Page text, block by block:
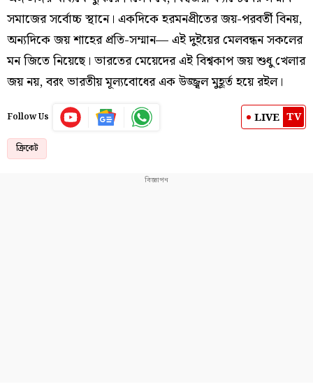
সমাজের সর্বোচ্চ স্থানে। একদিকে হরমনপ্রীতের জয়-পরবর্তী বিনয়,
অন্যদিকে জয় শাহের প্রতি-সম্মান— এই দুইয়ের মেলবন্ধন সকলের
মন জিতে নিয়েছে। ভারতের মেয়েদের এই বিশ্বকাপ জয় শুধু খেলার
জয় নয়, বরং ভারতীয় মূল্যবোধের এক উজ্জ্বল মুহূর্ত হয়ে রইল।
Follow Us LIVE TV
ক্রিকেট